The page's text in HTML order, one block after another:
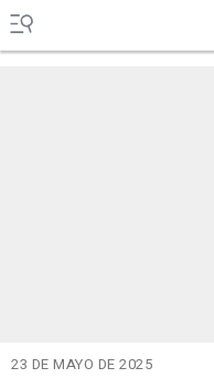
23 DE MAYO DE 2025